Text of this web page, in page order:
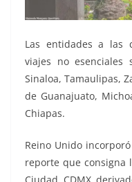
Las entidades a las
viajes no esenciales
Sinaloa, Tamaulipas,
de Guanajuato,
Chiapas.
Reino Unido
reporte que consigna